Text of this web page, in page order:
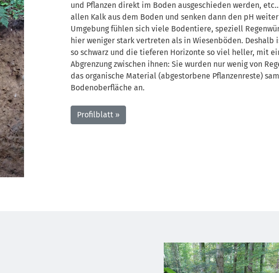
und Pflanzen direkt im Boden ausgeschieden werden,
allen Kalk aus dem Boden und senken dann den pH
Umgebung fühlen sich viele Bodentiere, speziell
hier weniger stark vertreten als in Wiesenböden.
so schwarz und die tieferen Horizonte so viel heller, mit
Abgrenzung zwischen ihnen: Sie wurden nur wenig von
das organische Material (abgestorbene Pflanzenreste)
Bodenoberfläche an.
Profilblatt »